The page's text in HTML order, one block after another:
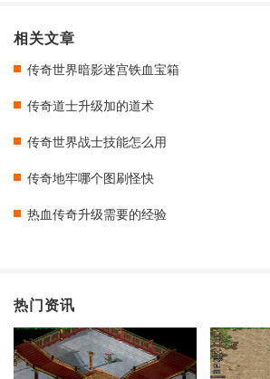
相关文章
传奇世界暗影迷宫铁血宝箱
传奇道士升级加的道术
传奇世界战士技能怎么用
传奇地牢哪个图刷怪快
热血传奇升级需要的经验
热门资讯